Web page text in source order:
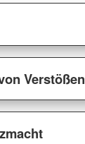
Verstößen